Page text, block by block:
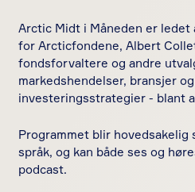
Arctic Midt i Måneden er
for Arcticfondene, Albert
fondsforvaltere og andre
markedshendelser, bransjer
investeringsstrategier - blant
Programmet blir hovedsakelig
språk, og kan både ses og
podcast.